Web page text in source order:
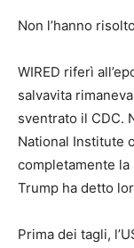
Non l’hanno
WIRED riferì
salvavita
sventrato il CDC.
National Institute
completamente la
Trump ha detto
Prima dei tagli,